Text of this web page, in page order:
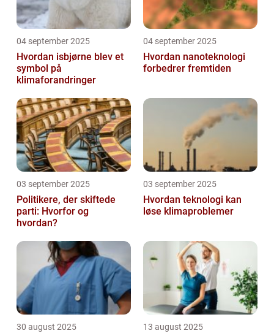
04 september 2025
Hvordan isbjørne blev et
symbol på
klimaforandringer
04 september 2025
Hvordan nanoteknologi
forbedrer fremtiden
03 september 2025
Politikere, der skiftede
parti: Hvorfor og
hvordan?
03 september 2025
Hvordan teknologi kan
løse klimaproblemer
30 august 2025 13 august 2025